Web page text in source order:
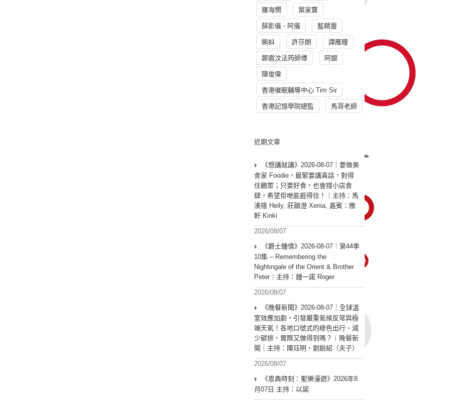
羅海憫 葉家寶
薛影儀 - 阿儀 藍精靈
蝌蚪 許莎朗 譚雁瞳
鄭遨汶法筠師傅 阿銀
陳俊偉
香港催眠輔導中心 Tim Sir
香港記憶學院總監 馬哥老師
近期文章
《想講就講》2026-08-07｜要做美
食家 Foodie，最緊要講真話，對得
住觀眾；只要好食，也會撐小店食
肆，希望佢哋能捱得住！｜主持：馬
溱禧 Heily, 莊韻澄 Xenia, 嘉賓：雅
軒 Kinki
2026/08/07
《爵士鍾情》2026-08-07︱第44季
10集 – Remembering the
Nightingale of the Orient & Brother
Peter︱主持：鍾一諾 Roger
2026/08/07
《晚餐新聞》2026-08-07｜全球溫
室效應加劇，引發嚴重氣候反常與極
端天氣！各地口號式的綠色出行、減
少碳排，實際又做得到嗎？｜晚餐新
聞｜主持：陳珏明、劉銳紹（夫子）
2026/08/07
《恩典時刻：聖樂漫遊》2026年8
月07日 主持：以諾